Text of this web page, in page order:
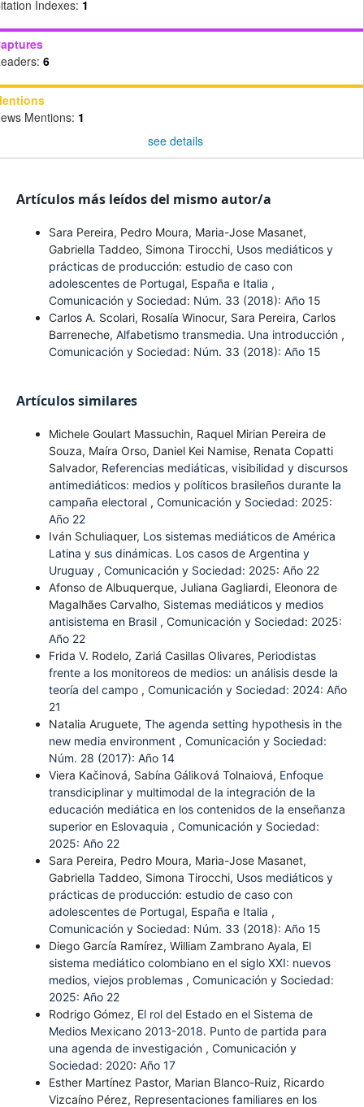
Indexes: 1
6
Mentions: 1
see details
Artículos más leídos del mismo autor/a
Sara Pereira, Pedro Moura, Maria-Jose Masanet,
Gabriella Taddeo, Simona Tirocchi, Usos mediáticos y
prácticas de producción: estudio de caso con
adolescentes de Portugal, España e Italia ,
Comunicación y Sociedad: Núm. 33 (2018): Año 15
Carlos A. Scolari, Rosalía Winocur, Sara Pereira, Carlos
Barreneche, Alfabetismo transmedia. Una introducción ,
Comunicación y Sociedad: Núm. 33 (2018): Año 15
Artículos similares
Michele Goulart Massuchin, Raquel Mirian Pereira de
Souza, Maíra Orso, Daniel Kei Namise, Renata Copatti
Salvador, Referencias mediáticas, visibilidad y discursos
antimediáticos: medios y políticos brasileños durante la
campaña electoral , Comunicación y Sociedad: 2025:
Año 22
Iván Schuliaquer, Los sistemas mediáticos de América
Latina y sus dinámicas. Los casos de Argentina y
Uruguay , Comunicación y Sociedad: 2025: Año 22
Afonso de Albuquerque, Juliana Gagliardi, Eleonora de
Magalhães Carvalho, Sistemas mediáticos y medios
antisistema en Brasil , Comunicación y Sociedad: 2025:
Año 22
Frida V. Rodelo, Zariá Casillas Olivares, Periodistas
frente a los monitoreos de medios: un análisis desde la
teoría del campo , Comunicación y Sociedad: 2024: Año
21
Natalia Aruguete, The agenda setting hypothesis in the
new media environment , Comunicación y Sociedad:
Núm. 28 (2017): Año 14
Viera Kačinová, Sabína Gáliková Tolnaiová, Enfoque
transdiciplinar y multimodal de la integración de la
educación mediática en los contenidos de la enseñanza
superior en Eslovaquia , Comunicación y Sociedad:
2025: Año 22
Sara Pereira, Pedro Moura, Maria-Jose Masanet,
Gabriella Taddeo, Simona Tirocchi, Usos mediáticos y
prácticas de producción: estudio de caso con
adolescentes de Portugal, España e Italia ,
Comunicación y Sociedad: Núm. 33 (2018): Año 15
Diego García Ramírez, William Zambrano Ayala, El
sistema mediático colombiano en el siglo XXI: nuevos
medios, viejos problemas , Comunicación y Sociedad:
2025: Año 22
Rodrigo Gómez, El rol del Estado en el Sistema de
Medios Mexicano 2013-2018. Punto de partida para
una agenda de investigación , Comunicación y
Sociedad: 2020: Año 17
Esther Martínez Pastor, Marian Blanco-Ruiz, Ricardo
Vizcaíno Pérez, Representaciones familiares en los